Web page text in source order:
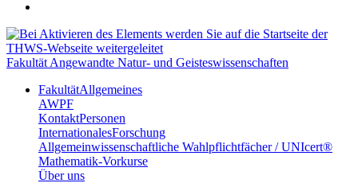
Fakultät Angewandte Natur- und Geisteswissenschaften
FakultätAllgemeines
AWPF
KontaktPersonen
InternationalesForschung
Allgemeinwissenschaftliche Wahlpflichtfächer / UNIcert®
Mathematik-Vorkurse
Über uns